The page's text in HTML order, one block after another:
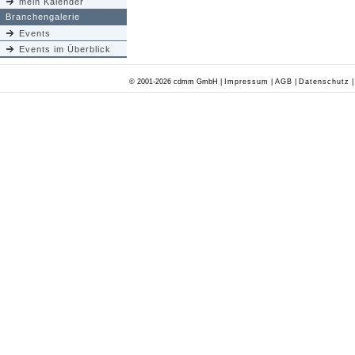
Branchengalerie
Events
Events im Überblick
© 2001-2026 cdmm GmbH | Impressum AGB Datenschutz